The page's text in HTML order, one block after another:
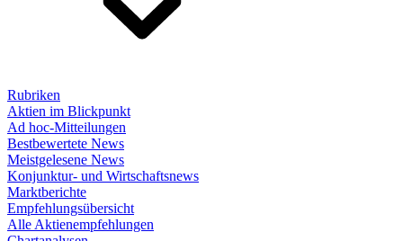
Rubriken
Aktien im Blickpunkt
Ad hoc-Mitteilungen
Bestbewertete News
Meistgelesene News
Konjunktur- und Wirtschaftsnews
Marktberichte
Empfehlungsübersicht
Alle Aktienempfehlungen